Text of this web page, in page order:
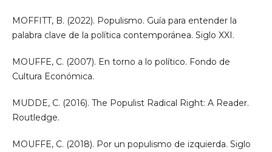
MOFFITT, B. (2022). Populismo. Guía para entender la
palabra clave de la política contemporánea. Siglo XXI.
MOUFFE, C. (2007). En torno a lo político. Fondo de
Cultura Económica.
MUDDE, C. (2016). The Populist Radical Right: A Reader.
Routledge.
MOUFFE, C. (2018). Por un populismo de izquierda. Siglo